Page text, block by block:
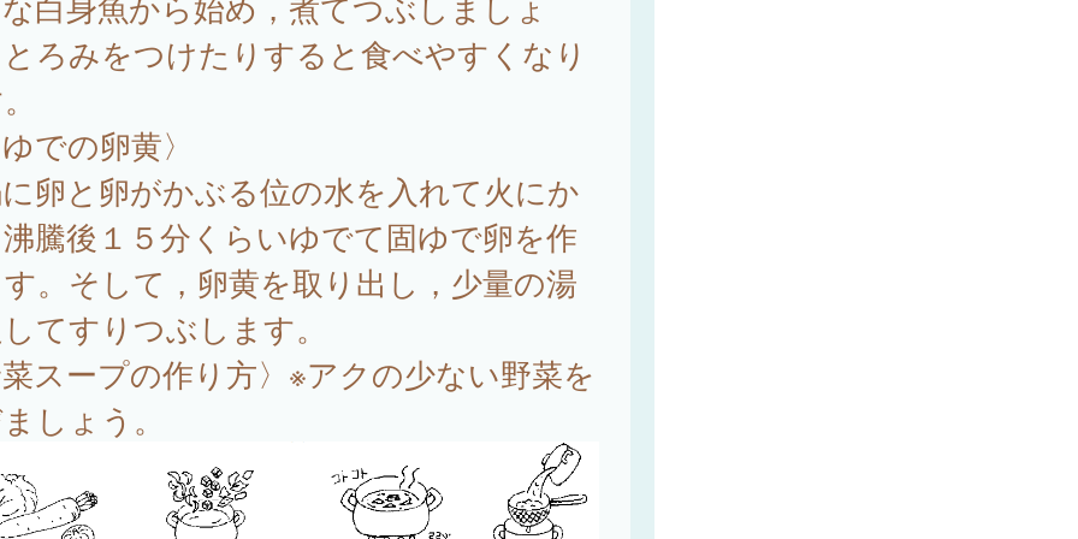
ろみをつけたりすると食べやすくなり
での卵黄〉
卵と卵がかぶる位の水を入れて火にか
騰後１５分くらいゆでて固ゆで卵を作
。そして，卵黄を取り出し，少量の湯
てすりつぶします。
スープの作り方〉※アクの少ない野菜を
しょう。